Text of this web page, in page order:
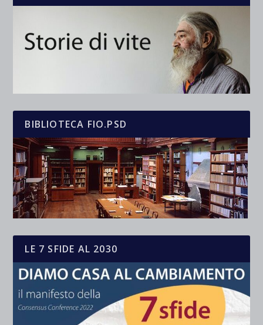
BIBLIOTECA FIO.PSD
LE 7 SFIDE AL 2030